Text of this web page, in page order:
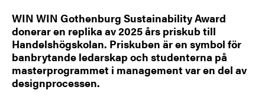
WIN WIN Gothenburg Sustainability Award
donerar en replika av 2025 års priskub till
Handelshögskolan. Priskuben är en symbol för
banbrytande ledarskap och studenterna på
masterprogrammet i management var en del av
designprocessen.